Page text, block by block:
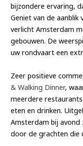
bijzondere ervaring,
Geniet van de aanblik
verlicht Amsterdam
gebouwen. De
uw rondvaart een
Zeer positieve
& Walking Dinner,
meerdere
eten en drinken.
Amsterdam bij
door de grachten die